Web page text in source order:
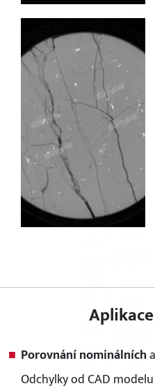
Porovnání nominálních
Odchylky od CAD